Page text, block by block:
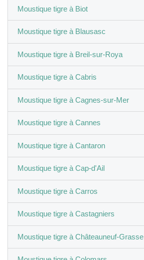
Moustique tigre à Biot
Moustique tigre à Blausasc
Moustique tigre à Breil-sur-Roya
Moustique tigre à Cabris
Moustique tigre à Cagnes-sur-Mer
Moustique tigre à Cannes
Moustique tigre à Cantaron
Moustique tigre à Cap-d'Ail
Moustique tigre à Carros
Moustique tigre à Castagniers
Moustique tigre à Châteauneuf-Grasse